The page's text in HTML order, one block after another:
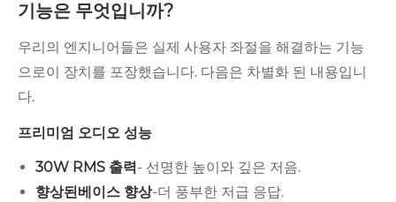
기능은 무엇입니까?
우리의 엔지니어들은 실제 사용자 좌절을 해결하는 기능
으로이 장치를 포장했습니다. 다음은 차별화 된 내용입니
다.
프리미엄 오디오 성능
30W RMS 출력- 선명한 높이와 깊은 저음.
향상된베이스 향상-더 풍부한 저급 응답.